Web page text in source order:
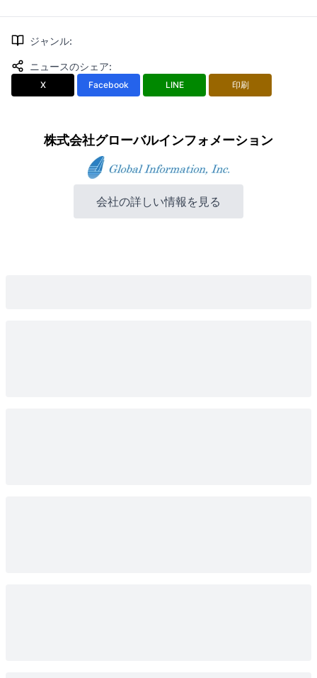
ジャンル:
ニュースのシェア:
X Facebook LINE 印刷
株式会社グローバルインフォメーション
会社の詳しい情報を見る